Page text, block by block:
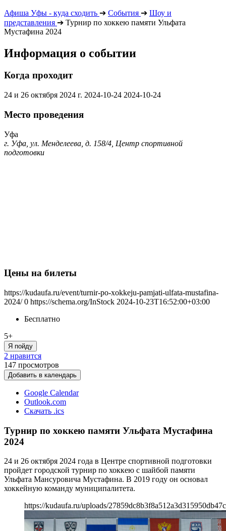
Афиша Уфы - куда сходить ➔ События ➔ Шоу и
представления ➔ Турнир по хоккею памяти Ульфата
Мустафина 2024
Информация о событии
Когда проходит
24 и 26 октября 2024 г. 2024-10-24 2024-10-24
Место проведения
Уфа
г. Уфа, ул. Менделеева, д. 158/4, Центр спортивной
подготовки
Цены на билеты
https://kudaufa.ru/event/turnir-po-xokkeju-pamjati-ulfata-mustafina-
2024/ 0 https://schema.org/InStock 2024-10-23T16:52:00+03:00
Бесплатно
5+
Я пойду
2 нравится
147 просмотров
Добавить в календарь
Google Calendar
Outlook.com
Скачать .ics
Турнир по хоккею памяти Ульфата Мустафина
2024
24 и 26 октября 2024 года в Центре спортивной подготовки
пройдет городской турнир по хоккею с шайбой памяти
Ульфата Мансуровича Мустафина. В 2019 году он основал
хоккейную команду муниципалитета.
https://kudaufa.ru/uploads/